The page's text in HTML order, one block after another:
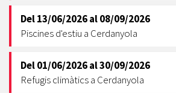
Del13/06/2026al08/09/2026
Piscines d'estiu a Cerdanyola
Del01/06/2026al30/09/2026
Refugis climàtics a Cerdanyola